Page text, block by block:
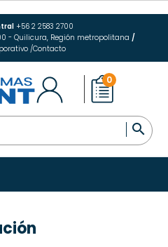
+56 2 2583 2700
- Quilicura, Región metropolitana /
/Contacto
0
